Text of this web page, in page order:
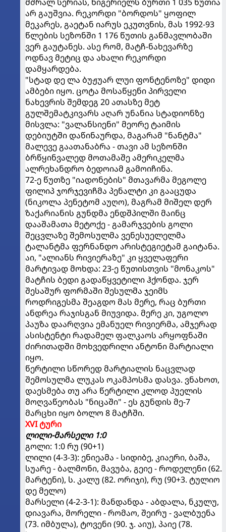
არ გაუშვია. რეკორდი "ბორდოს" ყოფილ
მეკარეს, გაეტან იარუს ეკუთვნის, მას 1992-93
წლების სეზონში 1 176 წუთის განმავლობაში
ვერ გაუტანეს. ასე რომ, მატჩ-ნახევარზე
ოდნავ მეტიც და ახალი რეკორდი
დამყარდება.
"სტად დე ლა ბუჟუარ ლუი ფონტენოზე" დიდი
ამბები იყო. ცოტა მოსაწყენი პირველი
ნახევრის შემდეგ 20 ათასზე მეტ
გულშემატკივარს აღარ უნანია სტადიონზე
მისვლა: "ვალანსიენი" მეორე ტაიმის
დებიუტში დაწინაურდა, მაგარამ "ნანტმა"
მალევე გაათანაბრა - თავი ამ სეზონში
ბრწყინვალედ მოთამაშე ამერიკელმა
ალრეხანდრო ბედოიამ გამოიჩინა.
72-ე წუთზე "იადონების" მთავარმა მეგოლე
ფილიპ ჯორჯევიჩმა პენალტი კი გააცუდა
(ნიკოლა პენეტომ აუღო), მაგრამ მიშელ დერ
ზაქარიანის გუნდმა ენდშპილში მაინც
დააშამათა მეტოქე - გამარჯვების გოლი
შეცვლაზე შემოსულმა ვენესუელელმა
ტალანტმა ფერნანდო არისტეგიეტამ გაიტანა.
აი, "ალიანს რივიერაზე" კი ყველაფერი
მარტივად მოხდა: 23-ე წუთისთვის "მონაკოს"
მატჩის ბედი გადაწყვეტილი ჰქონდა. ჯერ
შესაშურ ფორმაში შესულმა ჯეიმს
როდრიგესმა შეაგდო მას მერე, რაც ბურთი
ანდრეა რაჯისგან მიუვიდა. მერე კი, უგოლო
პაუზა დაარღვია ემანუელ რივიერმა, ამჯერად
ასისტენტი რადამელ ფალკაოს არყოფნაში
ძირითადში მოხვედრილი ანტონი მარტიალი
იყო.
წერტილი სწორედ მარტიალის ნაცვლად
შემოსულმა ლუკას ოკამპოსმა დასვა. ვნახოთ,
დაესმება თუ არა წერტილი კლოდ პუელის
მოღვაწეობას "ნიცაში" - ეს გუნდის მე-7
მარცხი იყო ბოლო 8 მატჩში.
XVI ტური
ლილი-მარსელი 1:0
გოლი: 1:0 რუ (90+1)
ლილი (4-3-3): ენიეამა - სიდიბე, კიაერი, ბაშა,
სუარე - ბალმონი, მავუბა, გეიე - როდელენი (62.
მარტენი), ს. კალუ (82. ორიჯი), რუ (90+3. ტულიო
დე მელო)
მარსელი (4-2-3-1): მანდანდა - აბდალა, ნკულუ,
დიავარა, მორელი - რომაო, შეირუ - ვალბუენა
(73. იმბულა), ტოვენი (90. ჯ. აიუ), პაიე (78.